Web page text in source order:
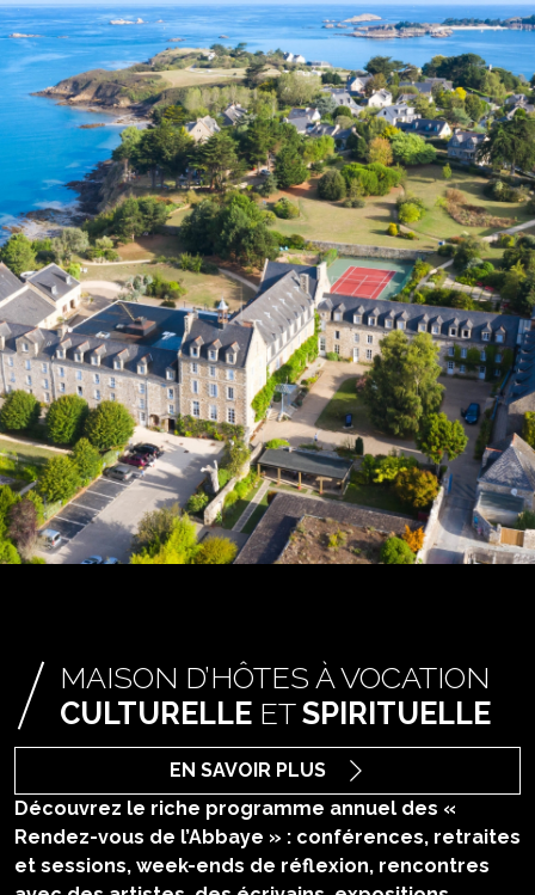
CULTURELLEETSPIRITUELLE
EN SAVOIRPLUS
Découvrez le riche programme annuel des «
Rendez-vous de l’Abbaye » : conférences, retraites
et sessions, week-ends de réflexion, rencontres
avec des artistes, des écrivains, expositions,